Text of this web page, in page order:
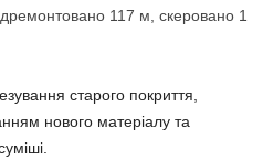
117 м, скеровано 1
старого покриття,
нового матеріалу та